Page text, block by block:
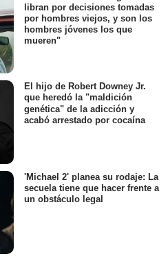
libran por decisiones tomadas
por hombres viejos, y son los
hombres jóvenes los que
mueren"
El hijo de Robert Downey Jr.
que heredó la "maldición
genética" de la adicción y
acabó arrestado por cocaína
'Michael 2' planea su rodaje: La
secuela tiene que hacer frente a
un obstáculo legal